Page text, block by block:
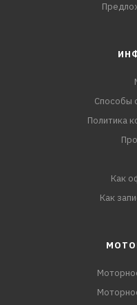
Способы
Политика
Как
Как